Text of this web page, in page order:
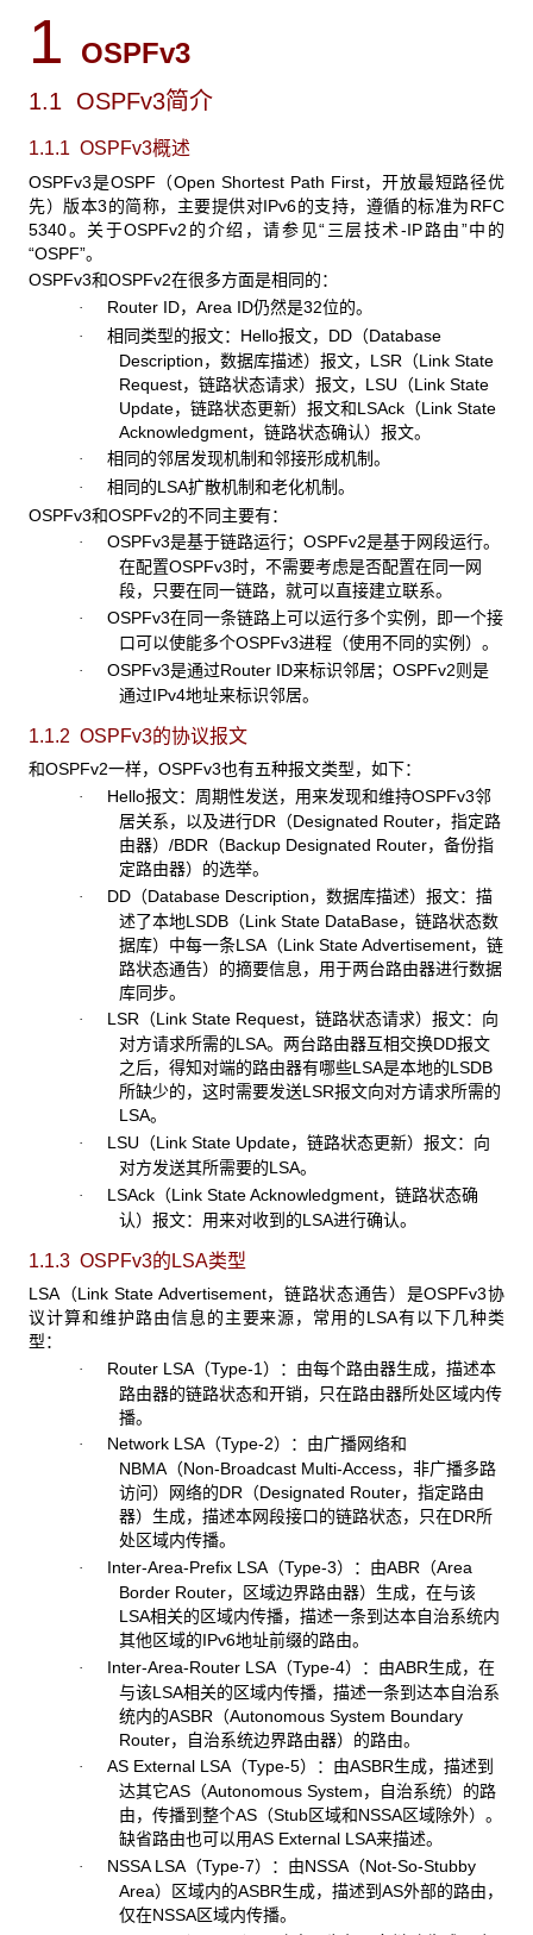
1 OSPFv3
1.1 OSPFv3简介
1.1.1 OSPFv3概述
OSPFv3是OSPF（Open Shortest Path First，开放最短路径优
先）版本3的简称，主要提供对IPv6的支持，遵循的标准为RFC
5340。关于OSPFv2的介绍，请参见“三层技术-IP路由”中的
“OSPF”。
OSPFv3和OSPFv2在很多方面是相同的：
· Router ID，Area ID仍然是32位的。
· 相同类型的报文：Hello报文，DD（Database
Description，数据库描述）报文，LSR（Link State
Request，链路状态请求）报文，LSU（Link State
Update，链路状态更新）报文和LSAck（Link State
Acknowledgment，链路状态确认）报文。
· 相同的邻居发现机制和邻接形成机制。
· 相同的LSA扩散机制和老化机制。
OSPFv3和OSPFv2的不同主要有：
· OSPFv3是基于链路运行；OSPFv2是基于网段运行。
在配置OSPFv3时，不需要考虑是否配置在同一网
段，只要在同一链路，就可以直接建立联系。
· OSPFv3在同一条链路上可以运行多个实例，即一个接
口可以使能多个OSPFv3进程（使用不同的实例）。
· OSPFv3是通过Router ID来标识邻居；OSPFv2则是
通过IPv4地址来标识邻居。
1.1.2 OSPFv3的协议报文
和OSPFv2一样，OSPFv3也有五种报文类型，如下：
· Hello报文：周期性发送，用来发现和维持OSPFv3邻
居关系，以及进行DR（Designated Router，指定路
由器）/BDR（Backup Designated Router，备份指
定路由器）的选举。
· DD（Database Description，数据库描述）报文：描
述了本地LSDB（Link State DataBase，链路状态数
据库）中每一条LSA（Link State Advertisement，链
路状态通告）的摘要信息，用于两台路由器进行数据
库同步。
· LSR（Link State Request，链路状态请求）报文：向
对方请求所需的LSA。两台路由器互相交换DD报文
之后，得知对端的路由器有哪些LSA是本地的LSDB
所缺少的，这时需要发送LSR报文向对方请求所需的
LSA。
· LSU（Link State Update，链路状态更新）报文：向
对方发送其所需要的LSA。
· LSAck（Link State Acknowledgment，链路状态确
认）报文：用来对收到的LSA进行确认。
1.1.3 OSPFv3的LSA类型
LSA（Link State Advertisement，链路状态通告）是OSPFv3协
议计算和维护路由信息的主要来源，常用的LSA有以下几种类
型：
· Router LSA（Type-1）：由每个路由器生成，描述本
路由器的链路状态和开销，只在路由器所处区域内传
播。
· Network LSA（Type-2）：由广播网络和
NBMA（Non-Broadcast Multi-Access，非广播多路
访问）网络的DR（Designated Router，指定路由
器）生成，描述本网段接口的链路状态，只在DR所
处区域内传播。
· Inter-Area-Prefix LSA（Type-3）：由ABR（Area
Border Router，区域边界路由器）生成，在与该
LSA相关的区域内传播，描述一条到达本自治系统内
其他区域的IPv6地址前缀的路由。
· Inter-Area-Router LSA（Type-4）：由ABR生成，在
与该LSA相关的区域内传播，描述一条到达本自治系
统内的ASBR（Autonomous System Boundary
Router，自治系统边界路由器）的路由。
· AS External LSA（Type-5）：由ASBR生成，描述到
达其它AS（Autonomous System，自治系统）的路
由，传播到整个AS（Stub区域和NSSA区域除外）。
缺省路由也可以用AS External LSA来描述。
· NSSA LSA（Type-7）：由NSSA（Not-So-Stubby
Area）区域内的ASBR生成，描述到AS外部的路由，
仅在NSSA区域内传播。